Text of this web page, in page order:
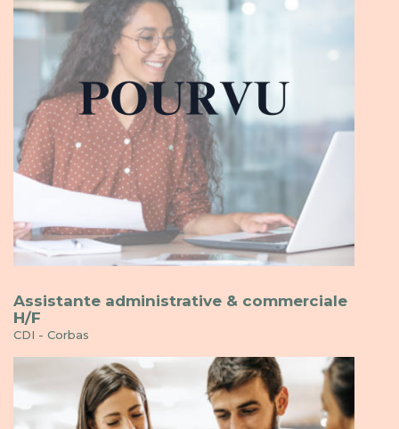
Assistante administrative & commerciale
H/F
CDI - Corbas